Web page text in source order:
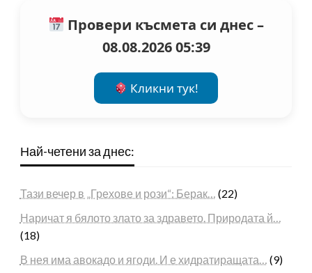
Провери късмета си днес –
08.08.2026 05:39
Кликни тук!
Най-четени за днес:
Тази вечер в „Грехове и рози“: Берак… (22)
Наричат я бялото злато за здравето. Природата й…
(18)
В нея има авокадо и ягоди. И е хидратиращата… (9)